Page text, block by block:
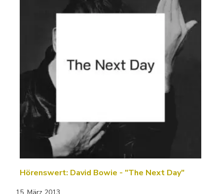
Hörenswert: David Bowie - "The Next Day"